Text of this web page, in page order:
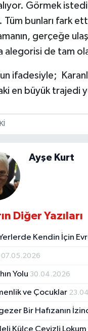
Görmek
bunları fark
gerçeğe
alegorisi de tam
ifadesiyle;
en büyük trajedi
Ayşe Kurt
Diğer Yazıları
Yerlerde Kendin İçin
07.05.2026
Yolu 30.04.2026
ve Çocuklar
Bir Hafızanın
Külçe Cevizli